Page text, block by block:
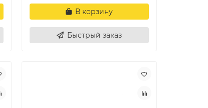
В корзину
Быстрый заказ